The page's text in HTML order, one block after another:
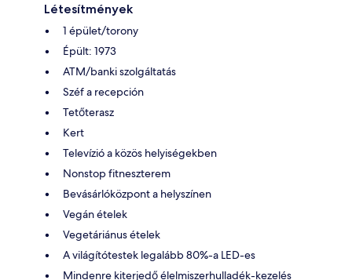
Létesítmények
1 épület/torony
Épült: 1973
ATM/banki szolgáltatás
Széf a recepción
Tetőterasz
Kert
Televízió a közös helyiségekben
Nonstop fitneszterem
Bevásárlóközpont a helyszínen
Vegán ételek
Vegetáriánus ételek
A világítótestek legalább 80%-a LED-es
Mindenre kiterjedő élelmiszerhulladék-kezelés